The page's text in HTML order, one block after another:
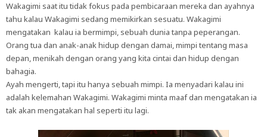
Wakagimi saat itu tidak fokus pada pembicaraan mereka dan ayahnya
tahu kalau Wakagimi sedang memikirkan sesuatu. Wakagimi
mengatakan kalau ia bermimpi, sebuah dunia tanpa peperangan.
Orang tua dan anak-anak hidup dengan damai, mimpi tentang masa
depan, menikah dengan orang yang kita cintai dan hidup dengan
bahagia.
Ayah mengerti, tapi itu hanya sebuah mimpi. Ia menyadari kalau ini
adalah kelemahan Wakagimi. Wakagimi minta maaf dan mengatakan ia
tak akan mengatakan hal seperti itu lagi.